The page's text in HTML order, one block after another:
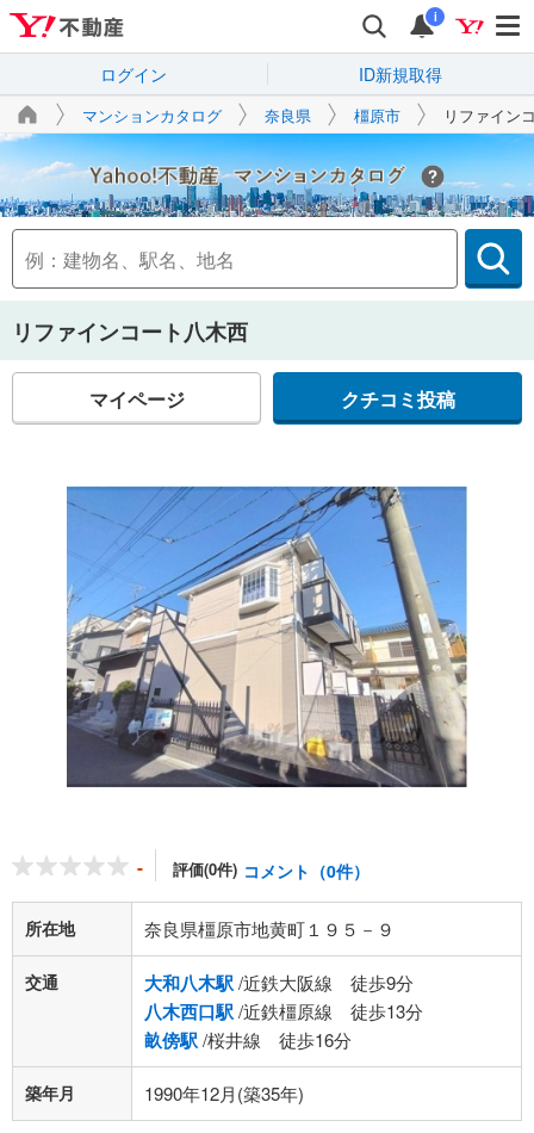
i
ログイン ID新規取得
マンションカタログ 奈良県 橿原市 リファイン
Yahoo!不動産
リファインコート八木西
マイページ クチコミ投稿
- 評価(0件) コメント（0件）
所在地 奈良県橿原市地黄町１９５－９
交通 大和八木駅/近鉄大阪線 徒歩9分
八木西口駅/近鉄橿原線 徒歩13分
畝傍駅/桜井線 徒歩16分
築年月 1990年12月(築35年)